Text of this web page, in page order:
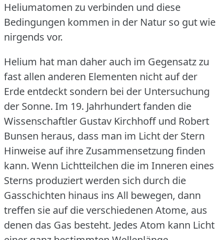
Heliumatomen zu verbinden und diese
Bedingungen kommen in der Natur so gut wie
nirgends vor.
Helium hat man daher auch im Gegensatz zu
fast allen anderen Elementen nicht auf der
Erde entdeckt sondern bei der Untersuchung
der Sonne. Im 19. Jahrhundert fanden die
Wissenschaftler Gustav Kirchhoff und Robert
Bunsen heraus, dass man im Licht der Stern
Hinweise auf ihre Zusammensetzung finden
kann. Wenn Lichtteilchen die im Inneren eines
Sterns produziert werden sich durch die
Gasschichten hinaus ins All bewegen, dann
treffen sie auf die verschiedenen Atome, aus
denen das Gas besteht. Jedes Atom kann Licht